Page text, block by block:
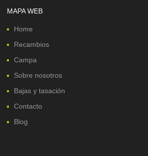
MAPA WEB
Home
Recambios
Campa
Sobre nosotros
Bajas y tasación
Contacto
Blog